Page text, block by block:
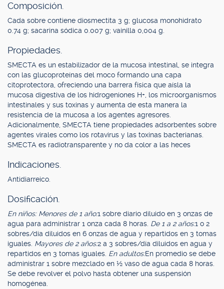
Composición.
Cada sobre contiene diosmectita 3 g; glucosa monohidrato
0.74 g; sacarina sódica 0.007 g; vainilla 0,004 g.
Propiedades.
SMECTA es un estabilizador de la mucosa intestinal, se integra
con las glucoproteínas del moco formando una capa
citoprotectora, ofreciendo una barrera física que aísla la
mucosa digestiva de los hidrogeniones H+, los microorganismos
intestinales y sus toxinas y aumenta de esta manera la
resistencia de la mucosa a los agentes agresores.
Adicionalmente, SMECTA tiene propiedades adsorbentes sobre
agentes virales como los rotavirus y las toxinas bacterianas.
SMECTA es radiotransparente y no da color a las heces
Indicaciones.
Antidiarreico.
Dosificación.
En niños: Menores de 1 año:1 sobre diario diluido en 3 onzas de
agua para administrar 1 onza cada 8 horas. De 1 a 2 años:1 o 2
sobres/día diluidos en 6 onzas de agua y repartidos en 3 tomas
iguales. Mayores de 2 años:2 a 3 sobres/día diluidos en agua y
repartidos en 3 tomas iguales. En adultos:En promedio se debe
administrar 1 sobre mezclado en ½ vaso de agua cada 8 horas.
Se debe revolver el polvo hasta obtener una suspensión
homogénea.